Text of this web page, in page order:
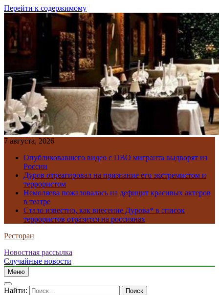
Перейти к содержимому
7 августа, 2026
Опубликовавшего видео с ПВО мигранта выдворят из
России
Дуров отреагировал на признание его экстремистом и
террористом
Немоляева пожаловалась на дефицит красивых актеров
в театре
Стало известно, как внесение Дурова* в список
террористов отразится на россиянах
Ресторан
Новостная рассылка
Случайные новости
Меню
Найти: